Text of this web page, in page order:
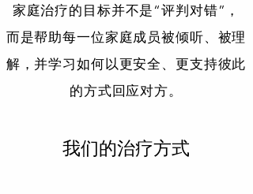
家庭治疗的目标并不是“评判对错”，
而是帮助每一位家庭成员被倾听、被理
解，并学习如何以更安全、 更支持彼此
的方式回应对方。
我们的治疗方式